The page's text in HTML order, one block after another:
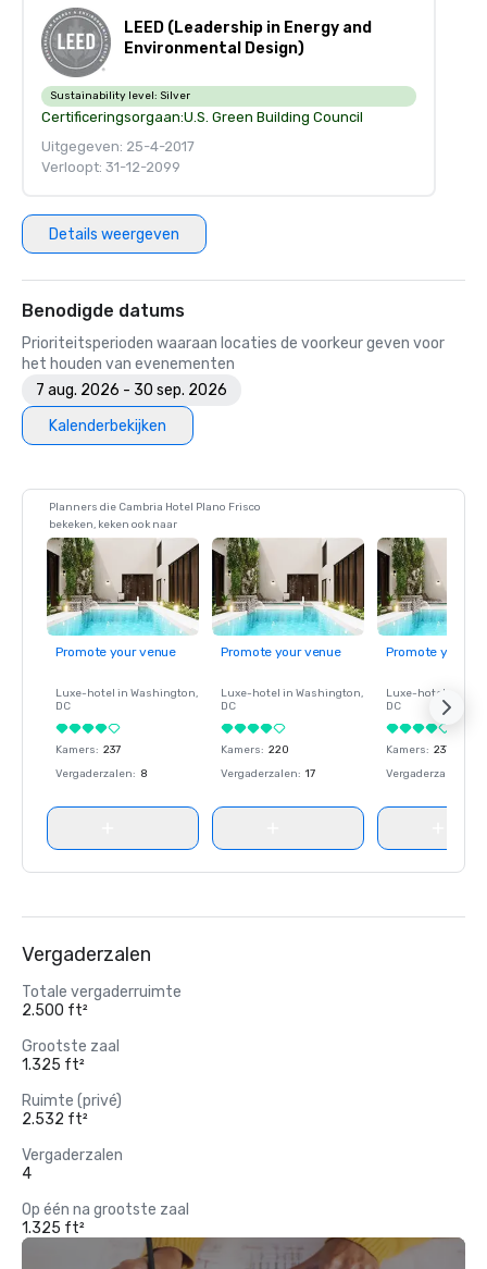
LEED (Leadership in Energy and
Environmental Design)
Sustainability level: Silver
Certificeringsorgaan:U.S. Green Building Council
Uitgegeven: 25-4-2017
Verloopt: 31-12-2099
Details weergeven
Benodigde datums
Prioriteitsperioden waaraan locaties de voorkeur geven voor
het houden van evenementen
7 aug. 2026 - 30 sep. 2026
Kalenderbekijken
Planners die Cambria Hotel Plano Frisco
bekeken, keken ook naar
Promote your venue
Luxe-hotel in Washington,
DC
Kamers: 237
Vergaderzalen: 8
Promote your venue
Luxe-hotel in Washington,
DC
Kamers: 220
Vergaderzalen: 17
Promote your
Luxe-hotel in
DC
Kamers: 237
Vergaderzalen
Vergaderzalen
Totale vergaderruimte
2.500 ft²
Grootste zaal
1.325 ft²
Ruimte (privé)
2.532 ft²
Vergaderzalen
4
Op één na grootste zaal
1.325 ft²